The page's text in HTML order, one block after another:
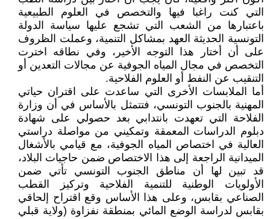
التي كنت راغبا فيها والتخصص في العلوم الطبيعية
باعتبارها من الشعب التي تشجع عليها سياسة الدولة
التونسية الحديثة العهد بمشاكل التنمية، وعملت الظروف
على أن أختار هذا التوجه الأخير، وفي نطاقه اخترت
التخصص في مجال المياه الجوفية عن مجالات التعدين أو
التنقيب عن النفط أو العلوم الفلاحية.
أما الملابسات الأخرى التي ساعدت على اقتران حياتي
المهنية بالجنوب التونسي، فتتمثل بالأساس في أن وزارة
الفلاحة التي تعهدت بانتدابي بعد حصولي على شهادة
دبلوم الدراسات المعمقة وتمكيني من مواصلة دراستي
العالية في اختصاص المياه الجوفية، مع قيامي بالأشغال
الميدانية الراجعة إلى هذا الاختصاص ضمن حاجيات البلاد،
قد تبين لها أن مناطق الجنوب التونسي تأتي ضمن
الأولويات الوطنية للتنمية الفلاحية وتركيز القطب
الصناعي بقابس، وعلى هذا الأساس وقع اقتراح إلحاقي
بقابس لدراسة الوضع المائي بمنطقة نفزاوة (ولاية قبلي